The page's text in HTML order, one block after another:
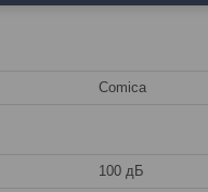
Comica
100 дБ